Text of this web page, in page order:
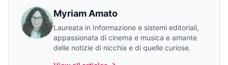
Myriam Amato
Laureata in Informazione e sistemi editoriali,
appassionata di cinema e musica e amante
delle notizie di nicchia e di quelle curiose.